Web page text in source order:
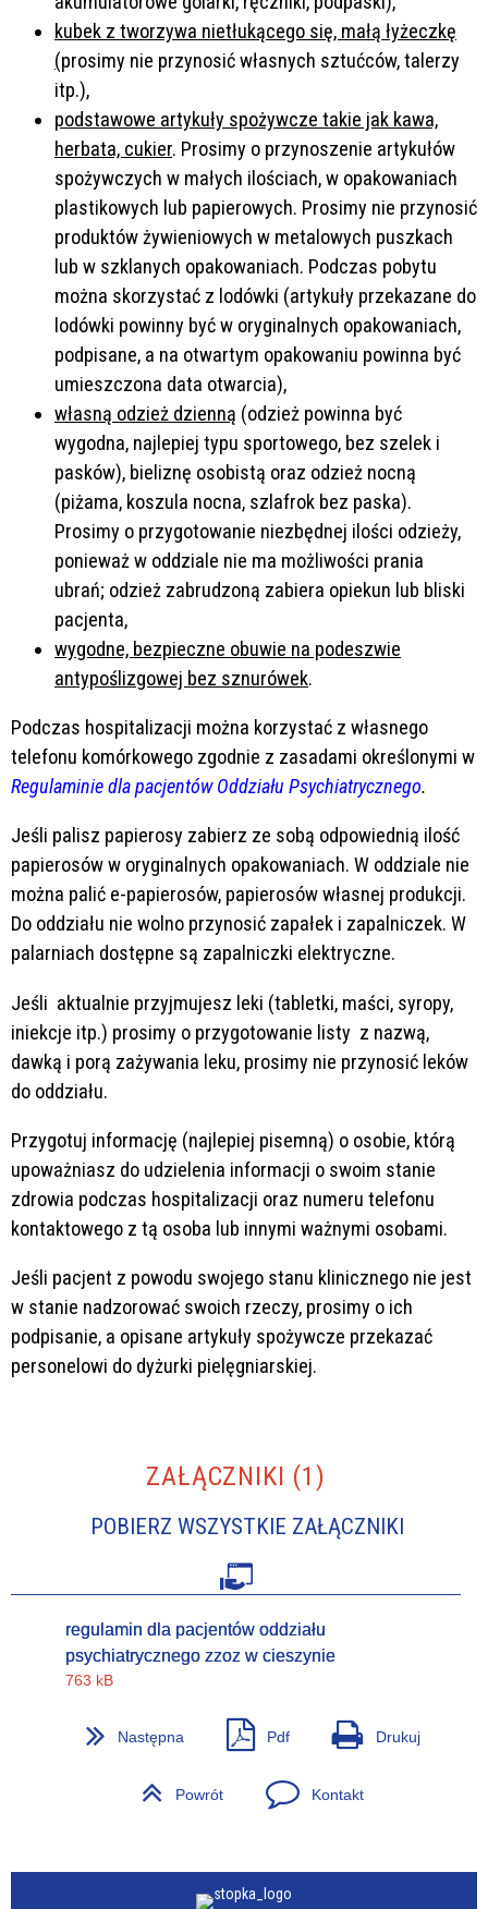
kubek z tworzywa nietłukącego się, małą łyżeczkę
(prosimy nie przynosić własnych sztućców, talerzy
itp.),
podstawowe artykuły spożywcze takie jak kawa,
herbata, cukier. Prosimy o przynoszenie artykułów
spożywczych w małych ilościach, w opakowaniach
plastikowych lub papierowych. Prosimy nie przynosić
produktów żywieniowych w metalowych puszkach
lub w szklanych opakowaniach. Podczas pobytu
można skorzystać z lodówki (artykuły przekazane do
lodówki powinny być w oryginalnych opakowaniach,
podpisane, a na otwartym opakowaniu powinna być
umieszczona data otwarcia),
własną odzież dzienną (odzież powinna być
wygodna, najlepiej typu sportowego, bez szelek i
pasków), bieliznę osobistą oraz odzież nocną
(piżama, koszula nocna, szlafrok bez paska).
Prosimy o przygotowanie niezbędnej ilości odzieży,
ponieważ w oddziale nie ma możliwości prania
ubrań; odzież zabrudzoną zabiera opiekun lub bliski
pacjenta,
wygodne, bezpieczne obuwie na podeszwie
antypoślizgowej bez sznurówek.
Podczas hospitalizacji można korzystać z własnego
telefonu komórkowego zgodnie z zasadami określonymi w
Regulaminie dla pacjentów Oddziału Psychiatrycznego.
Jeśli palisz papierosy zabierz ze sobą odpowiednią ilość
papierosów w oryginalnych opakowaniach. W oddziale nie
można palić e-papierosów, papierosów własnej produkcji.
Do oddziału nie wolno przynosić zapałek i zapalniczek. W
palarniach dostępne są zapalniczki elektryczne.
Jeśli aktualnie przyjmujesz leki (tabletki, maści, syropy,
iniekcje itp.) prosimy o przygotowanie listy z nazwą,
dawką i porą zażywania leku, prosimy nie przynosić leków
do oddziału.
Przygotuj informację (najlepiej pisemną) o osobie, którą
upoważniasz do udzielenia informacji o swoim stanie
zdrowia podczas hospitalizacji oraz numeru telefonu
kontaktowego z tą osoba lub innymi ważnymi osobami.
Jeśli pacjent z powodu swojego stanu klinicznego nie jest
w stanie nadzorować swoich rzeczy, prosimy o ich
podpisanie, a opisane artykuły spożywcze przekazać
personelowi do dyżurki pielęgniarskiej.
ZAŁĄCZNIKI (1)
POBIERZ WSZYSTKIE ZAŁĄCZNIKI
regulamin dla pacjentów oddziału
psychiatrycznego zzoz w cieszynie
763 kB
Następna Pdf Drukuj
Powrót Kontakt